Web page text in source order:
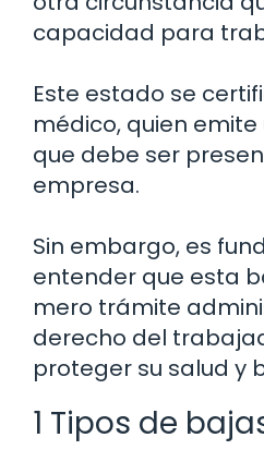
capacidad para
Este estado se
médico, quien
que debe ser
empresa.
Sin embargo, es
entender que esta
mero trámite
derecho del
proteger su salud y
1 Tipos de